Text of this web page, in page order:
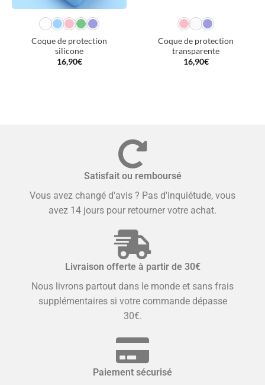
Coque de protection
silicone
16,90€
Coque de protection
transparente
16,90€
Satisfait ou remboursé
Vous avez changé d'avis ? Pas d'inquiétude, vous
avez 14 jours pour retourner votre achat.
Livraison offerte à partir de 30€
Nous livrons partout dans le monde et sans frais
supplémentaires si votre commande dépasse
30€.
Paiement sécurisé